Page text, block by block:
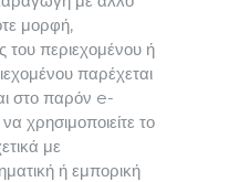
μορφή,
του περιεχομένου ή
παρέχεται
στο παρόν e-
χρησιμοποιείτε το
με
ή εμπορική